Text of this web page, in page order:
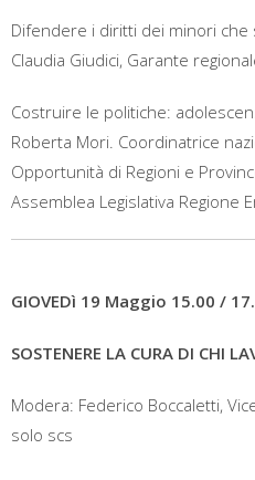
Difendere i diritti dei minori
Claudia Giudici, Garante
Costruire le politiche:
Roberta Mori. Coordinatrice
Opportunità di Regioni e
Assemblea Legislativa Regione
GIOVEDì 19 Maggio 15.00 /
SOSTENERE LA CURA DI CHI
Modera: Federico Boccaletti,
solo scs